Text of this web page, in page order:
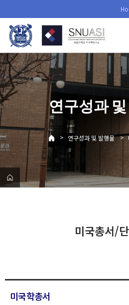
로
메
뉴
연구성과
> 연구성과 및 발행물 >
미국총서/
미국학총서